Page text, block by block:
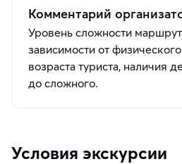
Комментарий
Уровень сложности
зависимости от
возраста туриста, наличия
до сложного.
Условия экскурсии